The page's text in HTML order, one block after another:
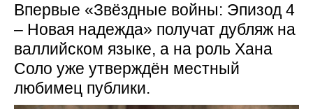
Впервые «Звёздные войны: Эпизод 4
– Новая надежда» получат дубляж на
валлийском языке, а на роль Хана
Соло уже утверждён местный
любимец публики.